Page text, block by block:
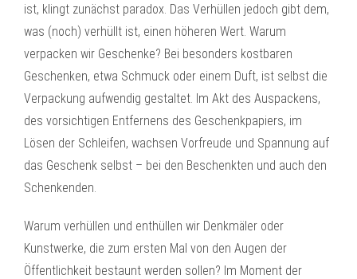
ist, klingt zunächst paradox. Das Verhüllen jedoch gibt dem,
was (noch) verhüllt ist, einen höheren Wert. Warum
verpacken wir Geschenke? Bei besonders kostbaren
Geschenken, etwa Schmuck oder einem Duft, ist selbst die
Verpackung aufwendig gestaltet. Im Akt des Auspackens,
des vorsichtigen Entfernens des Geschenkpapiers, im
Lösen der Schleifen, wachsen Vorfreude und Spannung auf
das Geschenk selbst – bei den Beschenkten und auch den
Schenkenden.
Warum verhüllen und enthüllen wir Denkmäler oder
Kunstwerke, die zum ersten Mal von den Augen der
Öffentlichkeit bestaunt werden sollen? Im Moment der